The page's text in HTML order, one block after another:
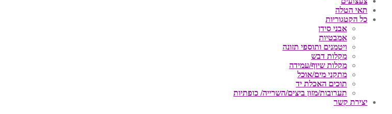
תאי הטלה
כל הקטגוריות
אבני סידן
אמבטיות
ויטמנים ותוספי תזונה
מקלות דבש
מקלות שיוף/עמידה
מתקני מים/אוכל
תוכים האכלת יד
תערובות/מזון ביצים/השרייה/ כופתיות
יצירת קשר